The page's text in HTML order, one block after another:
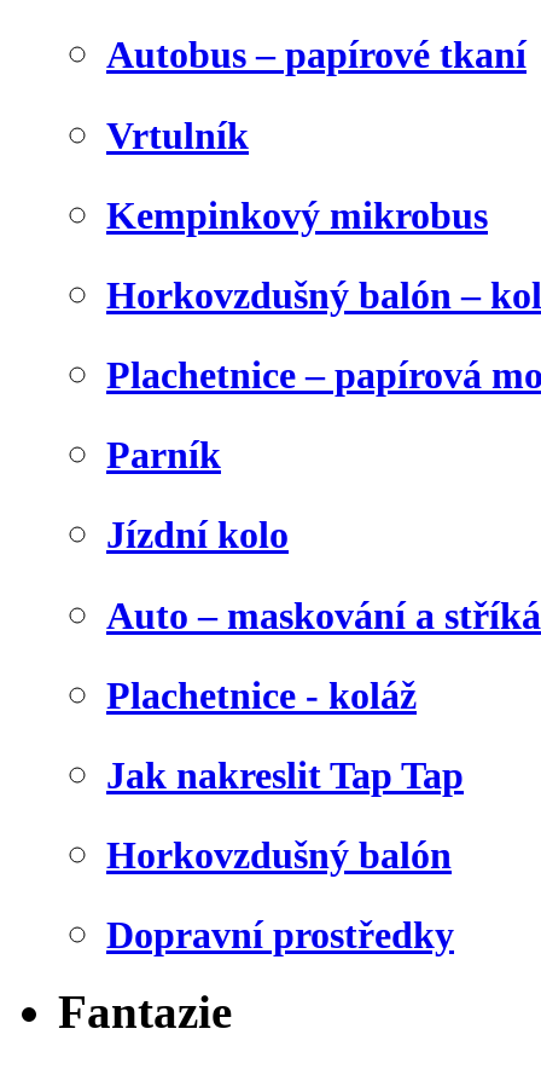
Autobus – papírové tkaní
Vrtulník
Kempinkový mikrobus
Horkovzdušný balón –
Plachetnice – papírová
Parník
Jízdní kolo
Auto – maskování a
Plachetnice - koláž
Jak nakreslit Tap Tap
Horkovzdušný balón
Dopravní prostředky
Fantazie